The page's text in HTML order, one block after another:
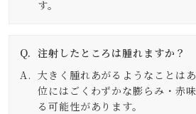
す。
注射したところは腫れますか？
大きく腫れあがるようなことは
位にはごくわずかな膨らみ・赤
る可能性があります。